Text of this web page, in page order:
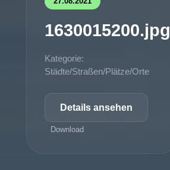
1630015200.jpg
Kategorie:
Städte/Straßen/Plätze/Orte
Details ansehen
Download